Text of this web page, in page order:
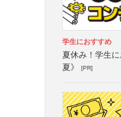
学生におすすめ
夏休み！学生
夏》
[PR]